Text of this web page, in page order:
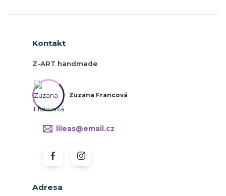
Adresa
Kontakt
Z-ART handmade
Zuzana Francová
lileas@email.cz